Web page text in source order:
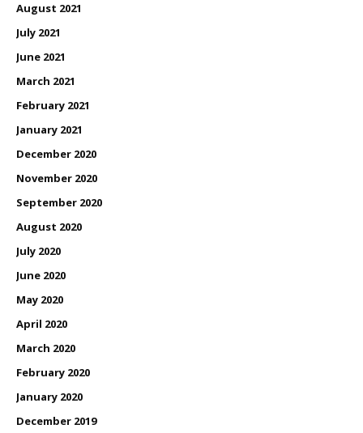
August 2021
July 2021
June 2021
March 2021
February 2021
January 2021
December 2020
November 2020
September 2020
August 2020
July 2020
June 2020
May 2020
April 2020
March 2020
February 2020
January 2020
December 2019